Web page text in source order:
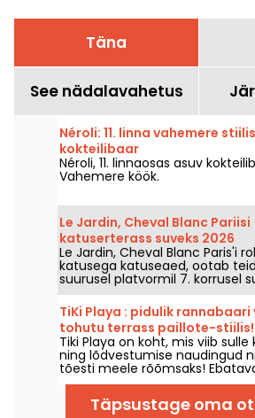
Täna
See nädalavahetus
Néroli: 11. linna vahemere stiilis
kokteilibaar
Néroli, 11. linnaosas asuv
Vahemere köök.
Le Jardin, Cheval Blanc Pariisi
katuserterass suveks 2026
Le Jardin, Cheval Blanc Paris'i
katusega katuseaed, ootab
suurusel platvormil 7. korrusel
2026. Siin saab maitsta William
värsket menüüd ja Maxime
kuulsad jäätiseklaasid,
pühapäevani kogu suve vältel.
TiKi Playa : pidulik rannabaari
tohutu terrass paillote-stiilis!
Tiki Playa on koht, mis viib sulle
ning lõdvestumise naudingud
tõesti meele rõõmsaks!
sisekujundus, rannahüti stiilis
bambusbaar, suur terrass ja
ning see on avatud iga päev!
Täpsustage oma